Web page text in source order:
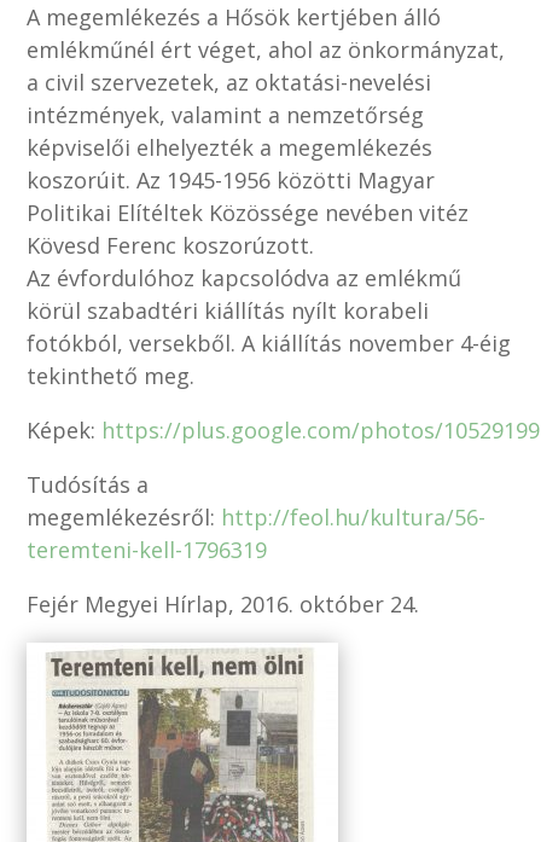
A megemlékezés a Hősök kertjében álló
emlékműnél ért véget, ahol az önkormányzat,
a civil szervezetek, az oktatási-nevelési
intézmények, valamint a nemzetőrség
képviselői elhelyezték a megemlékezés
koszorúit. Az 1945-1956 közötti Magyar
Politikai Elítéltek Közössége nevében vitéz
Kövesd Ferenc koszorúzott.
Az évfordulóhoz kapcsolódva az emlékmű
körül szabadtéri kiállítás nyílt korabeli
fotókból, versekből. A kiállítás november 4-éig
tekinthető meg.
Képek: https://plus.google.com/photos/
Tudósítás a
megemlékezésről: http://feol.hu/kultura/56-
teremteni-kell-1796319
Fejér Megyei Hírlap, 2016. október 24.